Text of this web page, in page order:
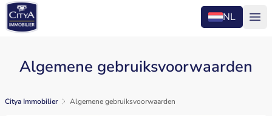
NL
Algemene gebruiksvoorwaarden
Citya Immobilier Algemene gebruiksvoorwaarden